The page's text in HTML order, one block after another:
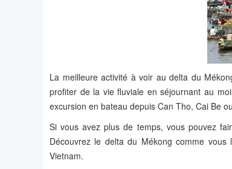
La meilleure activité à voir au delta du
profiter de la vie fluviale en séjournant au
excursion en bateau depuis Can Tho, Cai Be
Si vous avez plus de temps, vous pouvez
Découvrez le delta du Mékong comme
Vietnam.